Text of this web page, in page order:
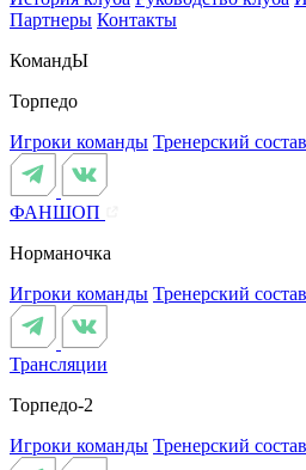
Партнеры Контакты
КомандЫ
Торпедо
Игроки команды Тренерский состав
ФАНШОП
Норманочка
Игроки команды Тренерский состав
Трансляции
Торпедо-2
Игроки команды Тренерский состав